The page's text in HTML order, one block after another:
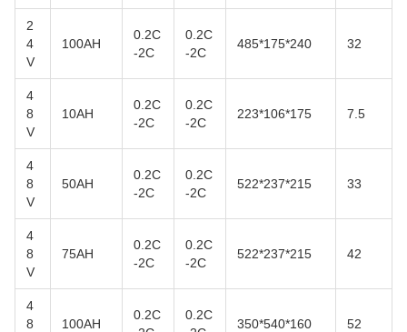
2
4
V
100AH
0.2C
-2C
0.2C
-2C
485*175*240 32
4
8
V
10AH
0.2C
-2C
0.2C
-2C
223*106*175 7.5
4
8
V
50AH
0.2C
-2C
0.2C
-2C
522*237*215 33
4
8
V
75AH
0.2C
-2C
0.2C
-2C
522*237*215 42
4
8
100AH
0.2C
0.2C
350*540*160 52